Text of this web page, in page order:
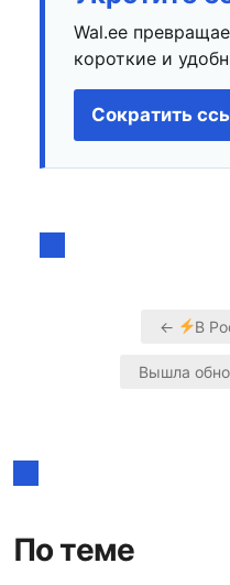
Wal.ee
короткие и
Сократить
Навигация
← В
Вышла
По теме